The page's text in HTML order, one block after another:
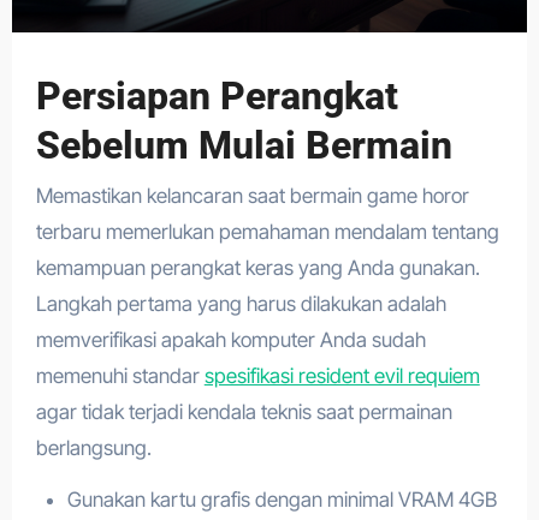
Persiapan Perangkat
Sebelum Mulai Bermain
Memastikan kelancaran saat bermain game horor
terbaru memerlukan pemahaman mendalam tentang
kemampuan perangkat keras yang Anda gunakan.
Langkah pertama yang harus dilakukan adalah
memverifikasi apakah komputer Anda sudah
memenuhi standar spesifikasi resident evil requiem
agar tidak terjadi kendala teknis saat permainan
berlangsung.
Gunakan kartu grafis dengan minimal VRAM 4GB